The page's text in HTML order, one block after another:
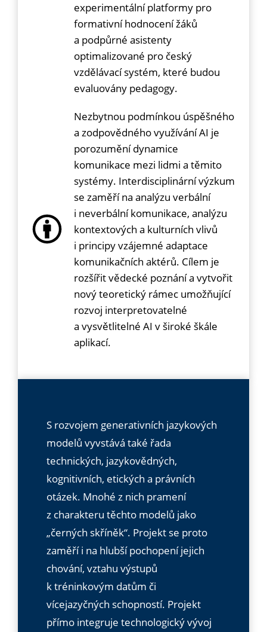
experimentální platformy pro
formativní hodnocení žáků
a podpůrné asistenty
optimalizované pro český
vzdělávací systém, které budou
evaluovány pedagogy.
Nezbytnou podmínkou úspěšného
a zodpovědného využívání AI je
porozumění dynamice
komunikace mezi lidmi a těmito
systémy. Interdisciplinární výzkum
se zaměří na analýzu verbální
i neverbální komunikace, analýzu
kontextových a kulturních vlivů
i principy vzájemné adaptace
komunikačních aktérů. Cílem je
rozšířit vědecké poznání a vytvořit
nový teoretický rámec umožňující
rozvoj interpretovatelné
a vysvětlitelné AI v široké škále
aplikací.
S rozvojem generativních jazykových
modelů vyvstává také řada
technických, jazykovědných,
kognitivních, etických a právních
otázek. Mnohé z nich pramení
z charakteru těchto modelů jako
„černých skříněk“. Projekt se proto
zaměří i na hlubší pochopení jejich
chování, vztahu výstupů
k tréninkovým datům či
vícejazyčných schopností. Projekt
přímo integruje technologický vývoj